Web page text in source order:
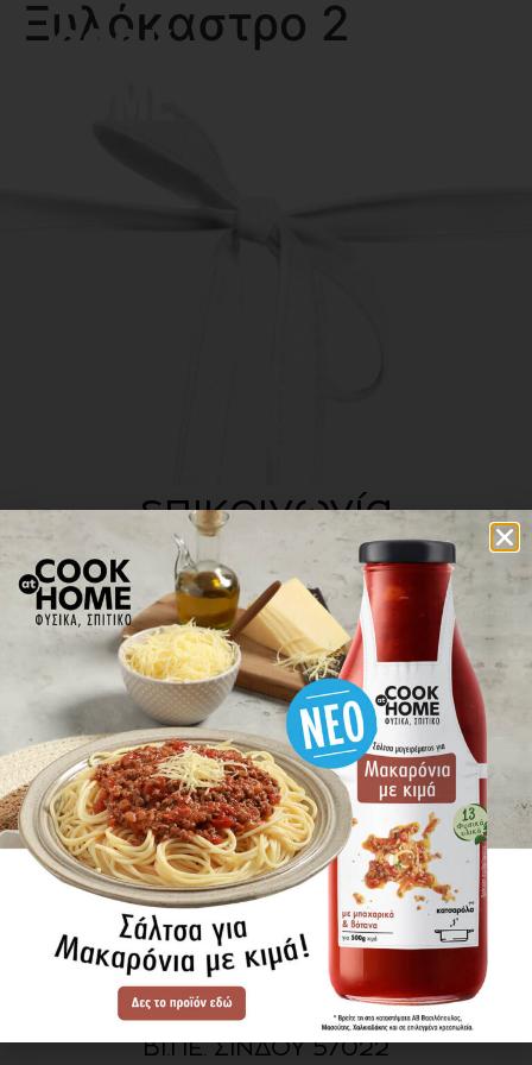
Ξυλόκαστρο 2
επικοινωνία
πού βρίσκω τα προϊόντα
ΕΝΗΜΕΡΩΘΕΙΤΕ ΠΡΩΤΟΙ
ΓΙΑ ΤΑ ΝΕΑ ΜΑΣ
ΕΓΓΡΑΦΗ
SITE MAP
ΠΡΟΪΟΝΤΑ
ΣΥΝΤΑΓΕΣ
Η ΙΣΤΟΡΙΑ ΜΑΣ
VIDEOS
ΠΡΟΒΥΛ Α.Ε.
ΟΔΟΣ Α3
ΒΙ.ΠΕ. ΣΙΝΔΟΥ 57022